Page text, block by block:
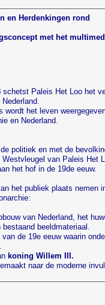
en Herdenkingen rond
met het
schetst Paleis Het Loo het
het leven
en Nederland.
politiek en met de
van Paleis Het
het hof in de 19de eeuw.
het publiek plaats nemen
van Nederland, het
beeldmateriaal.
de 19e eeuw waarin
koning Willem III.
naar de moderne